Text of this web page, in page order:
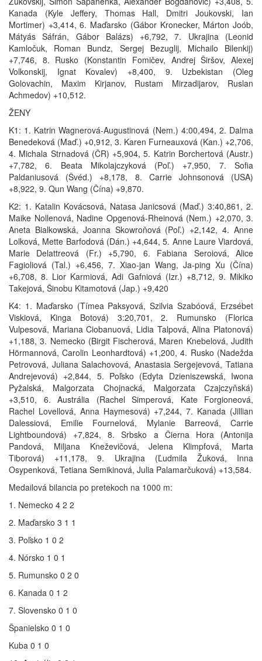
Kanada (Kyle Jeffery, Thomas Hall, Dmitri Joukovski, Ian
Mortimer) +3,414, 6. Maďarsko (Gábor Kronecker, Márton Joób,
Mátyás Sáfrán, Gábor Balázs) +6,792, 7. Ukrajina (Leonid
Kamločuk, Roman Bundz, Sergej Bezuglij, Michailo Bilenkij)
+7,746, 8. Rusko (Konstantin Fomičev, Andrej Širšov, Alexej
Volkonskij, Ignat Kovalev) +8,400, 9. Uzbekistan (Oleg
Golovachin, Maxim Kirjanov, Rustam Mirzadijarov, Ruslan
Achmedov) +10,512.
ŽENY
K1: 1. Katrin Wagnerová-Augustinová (Nem.) 4:00,494, 2. Dalma
Benedeková (Maď.) +0,912, 3. Karen Furneauxová (Kan.) +2,706,
4. Michala Strnadová (ČR) +5,904, 5. Katrin Borchertová (Austr.)
+7,782, 6. Beata Mikolajczyková (Poľ.) +7,950, 7. Sofia
Paldaniusová (Švéd.) +8,178, 8. Carrie Johnsonová (USA)
+8,922, 9. Qun Wang (Čína) +9,870.
K2: 1. Katalin Kovácsová, Natasa Janicsová (Maď.) 3:40,861, 2.
Maike Nollenová, Nadine Opgenová-Rheinová (Nem.) +2,070, 3.
Aneta Bialkowská, Joanna Skowroňová (Poľ.) +2,142, 4. Anne
Lolková, Mette Barfodová (Dán.) +4,644, 5. Anne Laure Viardová,
Marie Delattreová (Fr.) +5,790, 6. Fabiana Seroiová, Alice
Fagioliová (Tal.) +6,456, 7. Xiao-jan Wang, Ja-ping Xu (Čína)
+6,708, 8. Lior Karmiová, Adi Gafniová (Izr.) +8,712, 9. Mikiko
Takejová, Šinobu Kitamotová (Jap.) +9,420
K4: 1. Maďarsko (Tímea Paksyová, Szilvia Szabóová, Erzsébet
Viskiová, Kinga Botová) 3:20,701, 2. Rumunsko (Florica
Vulpesová, Mariana Ciobanuová, Lidia Talpová, Alina Platonová)
+1,188, 3. Nemecko (Birgit Fischerová, Maren Knebelová, Judith
Hörmannová, Carolin Leonhardtová) +1,200, 4. Rusko (Nadežda
Petrovová, Juliana Salachovová, Anastasia Sergejevová, Tatiana
Andrejevová) +2,844, 5. Poľsko (Edyta Dzieniszewská, Iwona
Pyžalská, Malgorzata Chojnacká, Malgorzata Czajczyňská)
+3,510, 6. Austrália (Rachel Simperová, Kate Forgioneová,
Rachel Lovellová, Anna Haymesová) +7,244, 7. Kanada (Jillian
Dalessiová, Emilie Fournelová, Mylanie Barreová, Carrie
Lightboundová) +7,824, 8. Srbsko a Čierna Hora (Antonija
Pandová, Miljana Kneževičová, Jelena Klimpfová, Marta
Tiborová) +11,178, 9. Ukrajina (Ľudmila Žuková, Inna
Osypenková, Tetiana Semikinová, Julia Palamarčuková) +13,584.
Medailová bilancia po pretekoch na 1000 m:
1. Nemecko 4 2 2
2. Maďarsko 3 1 1
3. Poľsko 1 0 2
4. Nórsko 1 0 1
5. Rumunsko 0 2 0
6. Kanada 0 1 2
7. Slovensko 0 1 0
Španielsko 0 1 0
Kuba 0 1 0